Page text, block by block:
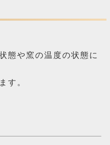
態や窯の温度の状態に
す。